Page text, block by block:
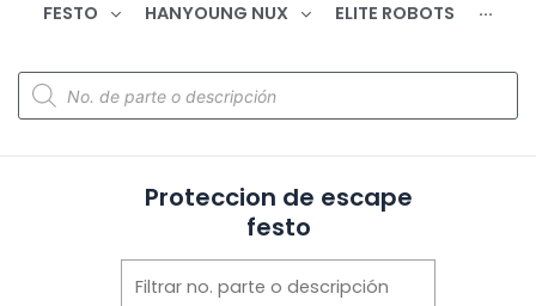
FESTO HANYOUNG NUX ELITE ROBOTS ···
Proteccion de escape
festo